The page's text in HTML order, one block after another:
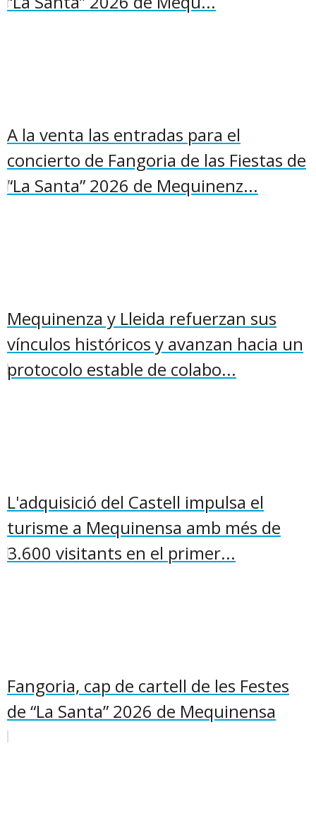
A la venta las entradas para el
concierto de Fangoria de las Fiestas de
“La Santa” 2026 de Mequinenz...
Mequinenza y Lleida refuerzan sus
vínculos históricos y avanzan hacia un
protocolo estable de colabo...
L'adquisició del Castell impulsa el
turisme a Mequinensa amb més de
3.600 visitants en el primer...
Fangoria, cap de cartell de les Festes
de “La Santa” 2026 de Mequinensa